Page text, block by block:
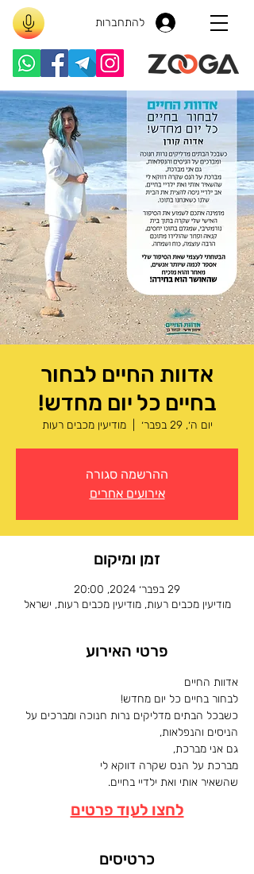
להתחברות
אדוות החיים לבחור
בחיים כל יום מחדש!
יום ה׳, 29 בפבר׳
  |
מודיעין מכבים רעות
ההרשמה סגורה
אירועים אחרים
זמן ומיקום
29 בפבר׳ 2024, 20:00
מודיעין מכבים רעות, מודיעין מכבים רעות, ישראל
פרטי האירוע
אדוות החיים
לבחור בחיים כל יום מחדש!
כשבכל הבתים מדליקים נרות חנוכה ומברכים על
הניסים והנפלאות,
גם אני מברכת,
מברכת על הנס שקרה דווקא לי
שהשאיר אותי ואת ילדיי בחיים.
לחצו לעוד פרטים
כרטיסים